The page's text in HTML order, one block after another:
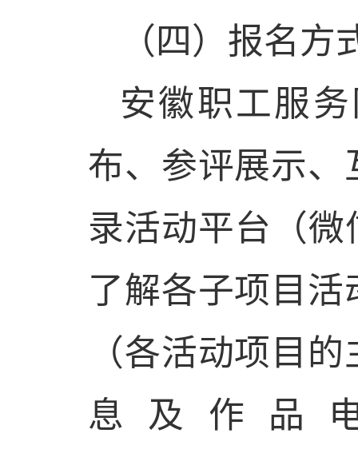
（四）报名方
安徽职工服
布、参评展示
录活动平台（
了解各子项目
（各活动项目
息及作品